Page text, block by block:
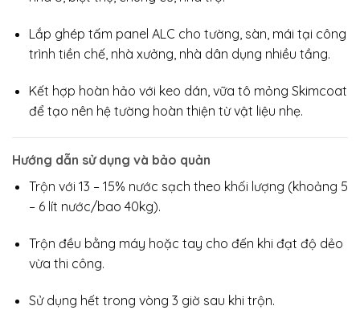
Lắp ghép tấm panel ALC cho tường, sàn, mái tại công
trình tiền chế, nhà xưởng, nhà dân dụng nhiều tầng.
Kết hợp hoàn hảo với keo dán, vữa tô mỏng Skimcoat
để tạo nên hệ tường hoàn thiện từ vật liệu nhẹ.
Hướng dẫn sử dụng và bảo quản
Trộn với 13 – 15% nước sạch theo khối lượng (khoảng 5
– 6 lít nước/bao 40kg).
Trộn đều bằng máy hoặc tay cho đến khi đạt độ dẻo
vừa thi công.
Sử dụng hết trong vòng 3 giờ sau khi trộn.